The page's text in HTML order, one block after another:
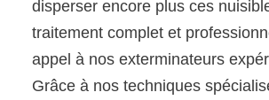
disperser encore plus ces
traitement complet et
appel à nos exterminateurs
Grâce à nos techniques